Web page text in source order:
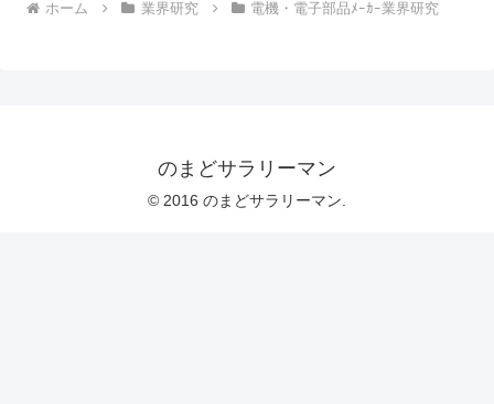
ホーム 業界研究 電機・電子部品ﾒｰｶｰ業界研究
のまどサラリーマン
© 2016 のまどサラリーマン.